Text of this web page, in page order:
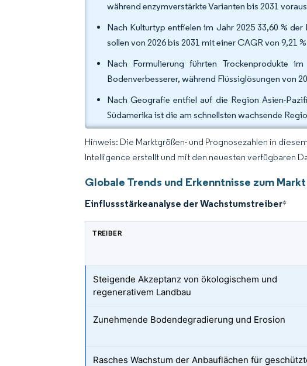
während enzymverstärkte Varianten bis 2031
Nach Kulturtyp entfielen im Jahr 2025 33,60 %
sollen von 2026 bis 2031 mit einer CAGR von 9,21
Nach Formulierung führten Trockenprodukte
Bodenverbesserer, während Flüssiglösungen von
Nach Geografie entfiel auf die Region Asien-
Südamerika ist die am schnellsten wachsende
Hinweis: Die Marktgrößen- und Prognosezahlen in
Intelligence erstellt und mit den neuesten verfügbaren
Globale Trends und Erkenntnisse zum
Einflussstärkeanalyse der Wachstumstreiber*
TREIBER
Steigende Akzeptanz von ökologischem und
regenerativem Landbau
Zunehmende Bodendegradierung und Erosion
Rasches Wachstum der Anbauflächen für